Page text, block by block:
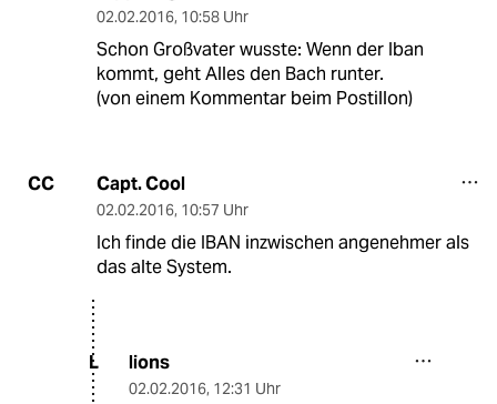
02.02.2016, 10:58 Uhr
Schon Großvater wusste: Wenn der Iban
kommt, geht Alles den Bach runter.
(von einem Kommentar beim Postillon)
CC Capt. Cool
02.02.2016, 10:57 Uhr
Ich finde die IBAN inzwischen angenehmer als
das alte System.
L lions
02.02.2016, 12:31 Uhr